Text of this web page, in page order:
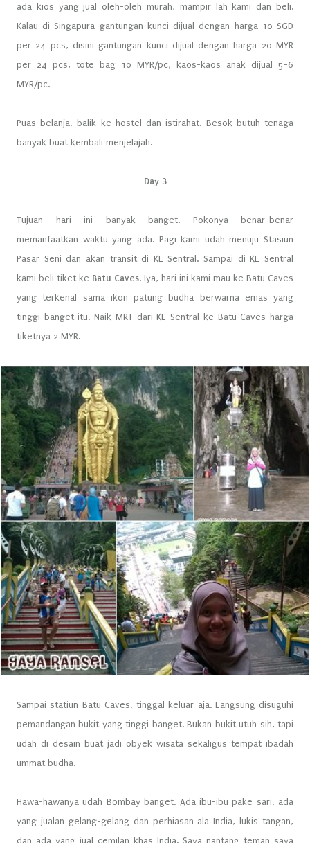
ada kios yang jual oleh-oleh murah, mampir lah kami dan beli.
Kalau di Singapura gantungan kunci dijual dengan harga 10 SGD
per 24 pcs, disini gantungan kunci dijual dengan harga 20 MYR
per 24 pcs, tote bag 10 MYR/pc, kaos-kaos anak dijual 5-6
MYR/pc.
Puas belanja, balik ke hostel dan istirahat. Besok butuh tenaga
banyak buat kembali menjelajah.
Day 3
Tujuan hari ini banyak banget. Pokonya benar-benar
memanfaatkan waktu yang ada. Pagi kami udah menuju Stasiun
Pasar Seni dan akan transit di KL Sentral. Sampai di KL Sentral
kami beli tiket ke Batu Caves. Iya, hari ini kami mau ke Batu Caves
yang terkenal sama ikon patung budha berwarna emas yang
tinggi banget itu. Naik MRT dari KL Sentral ke Batu Caves harga
tiketnya 2 MYR.
Sampai statiun Batu Caves, tinggal keluar aja. Langsung disuguhi
pemandangan bukit yang tinggi banget. Bukan bukit utuh sih, tapi
udah di desain buat jadi obyek wisata sekaligus tempat ibadah
ummat budha.
Hawa-hawanya udah Bombay banget. Ada ibu-ibu pake sari, ada
yang jualan gelang-gelang dan perhiasan ala India, lukis tangan,
dan ada yang jual cemilan khas India. Saya nantang teman saya